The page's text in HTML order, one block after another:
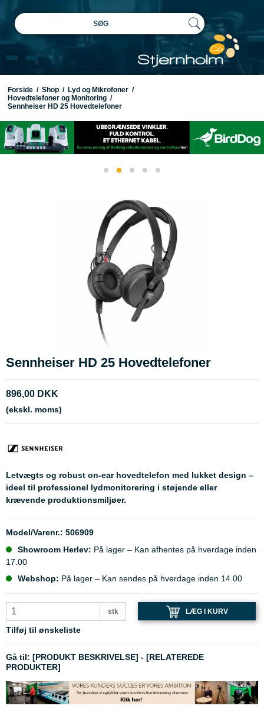
SØG
Forside / Shop / Lyd og Mikrofoner /
Hovedtelefoner og Monitoring /
Sennheiser HD 25 Hovedtelefoner
Sennheiser HD 25 Hovedtelefoner
896,00 DKK
(ekskl. moms)
Letvægts og robust on-ear hovedtelefon med lukket design –
ideel til professionel lydmonitorering i støjende eller
krævende produktionsmiljøer.
Model/Varenr.: 506909
Showroom Herlev: På lager – Kan afhentes på hverdage inden
17.00
Webshop: På lager – Kan sendes på hverdage inden 14.00
stk LÆG I KURV
Tilføj til ønskeliste
Gå til: [PRODUKT BESKRIVELSE] - [RELATEREDE
PRODUKTER]